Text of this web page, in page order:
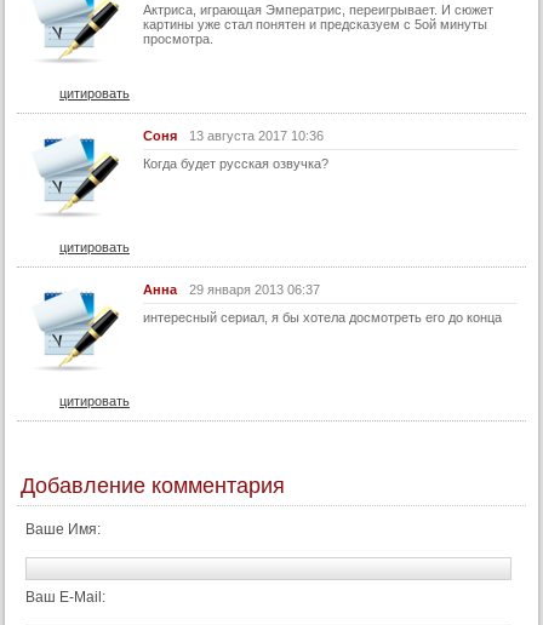
54 серия
55 серия
56 серия
59 серия
61 серия
62 серия
63 серия
64 серия
68 серия
69 серия
70 серия
71 серия
Актриса, играющая Эмператрис, переигрывает. И сюжет
картины уже стал понятен и предсказуем с 5ой минуты
просмотра.
цитировать
Соня
13 августа 2017 10:36
Когда будет русская озвучка?
цитировать
Анна
29 января 2013 06:37
интересный сериал, я бы хотела досмотреть его до конца
цитировать
Добавление комментария
Ваше Имя:
Ваш E-Mail: